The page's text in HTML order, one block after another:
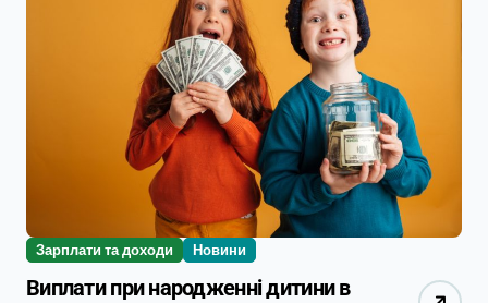
Зарплати та доходи Новини
Виплати при народженні дитини в